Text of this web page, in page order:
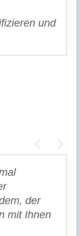
und
der
mit Ihnen